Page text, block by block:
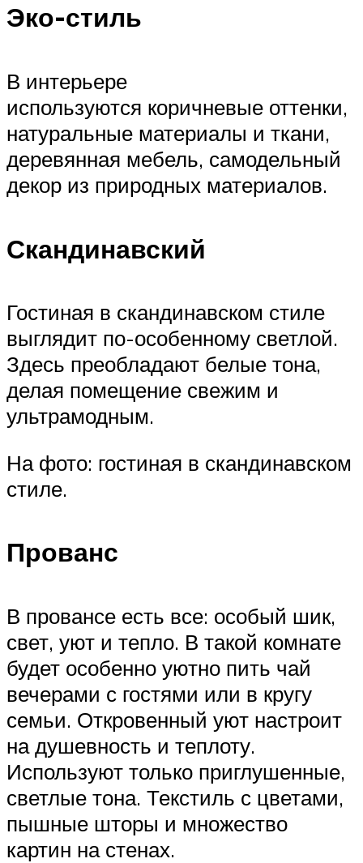
Эко-стиль
В интерьере
используются коричневые оттенки,
натуральные материалы и ткани,
деревянная мебель, самодельный
декор из природных материалов.
Скандинавский
Гостиная в скандинавском стиле
выглядит по-особенному светлой.
Здесь преобладают белые тона,
делая помещение свежим и
ультрамодным.
На фото: гостиная в скандинавском
стиле.
Прованс
В провансе есть все: особый шик,
свет, уют и тепло. В такой комнате
будет особенно уютно пить чай
вечерами с гостями или в кругу
семьи. Откровенный уют настроит
на душевность и теплоту.
Используют только приглушенные,
светлые тона. Текстиль с цветами,
пышные шторы и множество
картин на стенах.